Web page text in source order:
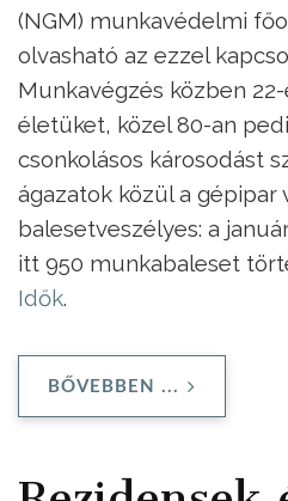
(NGM) munkavédelmi
olvasható az ezzel
Munka­végzés közben
életüket, közel 80-an
csonkolásos károsodást
ágazatok közül a gépipar
balesetveszélyes: a
itt 950 munkabaleset
Idők.
BŐVEBBEN ...